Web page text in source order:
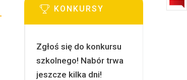
KONKURSY
Zgłoś się do konkursu
szkolnego! Nabór trwa
jeszcze kilka dni!